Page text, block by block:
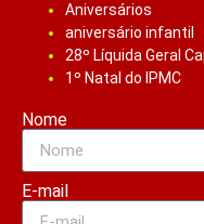
Aniversários
aniversário infantil
28º Líquida Geral
1º Natal do IPMC
Nome
E-mail